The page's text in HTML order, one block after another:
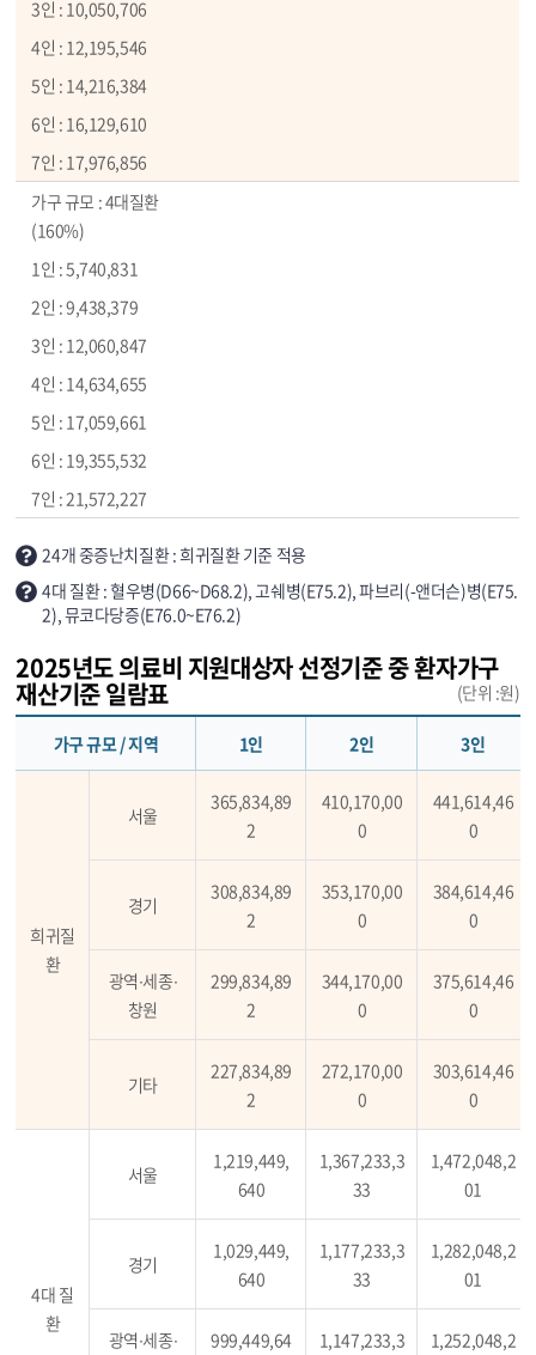
10,050,706
12,195,546
14,216,384
16,129,610
17,976,856
4대질환
(160%)
5,740,831
9,438,379
12,060,847
14,634,655
17,059,661
19,355,532
21,572,227
24개 중증난치질환 : 희귀질환 기준 적용
4대 질환 : 혈우병(D66~D68.2), 고쉐병(E75.2), 파브리(-앤더슨)병(E75.
2), 뮤코다당증(E76.0~E76.2)
2025년도 의료비 지원대상자 선정기준 중 환자가구
재산기준 일람표 (단위 :원)
가구 규모 / 지역 1인 2인 3인
희귀질
환
서울
365,834,89
2
410,170,00
0
441,614,46
0
경기
308,834,89
2
353,170,00
0
384,614,46
0
광역∙세종∙
창원
299,834,89
2
344,170,00
0
375,614,46
0
기타
227,834,89
2
272,170,00
0
303,614,46
0
4대 질
환
서울
1,219,449,
640
1,367,233,3
33
1,472,048,2
01
경기
1,029,449,
640
1,177,233,3
33
1,282,048,2
01
광역∙세종∙
999,449,64
1,147,233,3
1,252,048,2